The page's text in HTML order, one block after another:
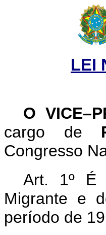
LEI
O
cargo de
Congresso
Art. 1º É
Migrante e
período de